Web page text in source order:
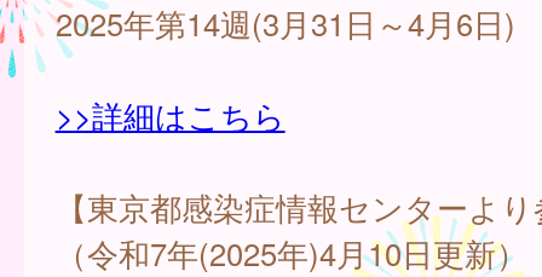
2025年第14週(3月31日～4月6日)
>>詳細はこちら
【東京都感染症情報センターよ
（令和7年(2025年)4月10日更新）